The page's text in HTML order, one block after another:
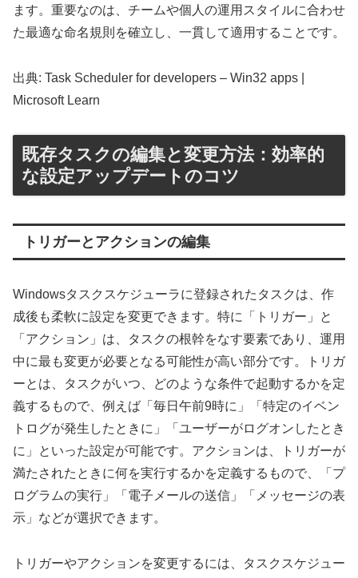
ます。重要なのは、チームや個人の運用スタイルに合わせ
た最適な命名規則を確立し、一貫して適用することです。
出典: Task Scheduler for developers – Win32 apps |
Microsoft Learn
既存タスクの編集と変更方法：効率的
な設定アップデートのコツ
トリガーとアクションの編集
Windowsタスクスケジューラに登録されたタスクは、作
成後も柔軟に設定を変更できます。特に「トリガー」と
「アクション」は、タスクの根幹をなす要素であり、運用
中に最も変更が必要となる可能性が高い部分です。トリガ
ーとは、タスクがいつ、どのような条件で起動するかを定
義するもので、例えば「毎日午前9時に」「特定のイベン
トログが発生したときに」「ユーザーがログオンしたとき
に」といった設定が可能です。アクションは、トリガーが
満たされたときに何を実行するかを定義するもので、「プ
ログラムの実行」「電子メールの送信」「メッセージの表
示」などが選択できます。
トリガーやアクションを変更するには、タスクスケジュー